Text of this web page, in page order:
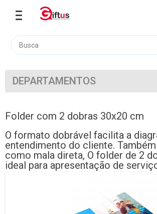
DEPARTAMENTOS
Folder com 2 dobras 30x20 cm
O formato dobrável facilita a
entendimento do cliente.
como mala direta, O folder de 2
ideal para apresentação de